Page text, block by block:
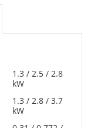
1.3 / 2.5 / 2.8
kW
1.3 / 2.8 / 3.7
kW